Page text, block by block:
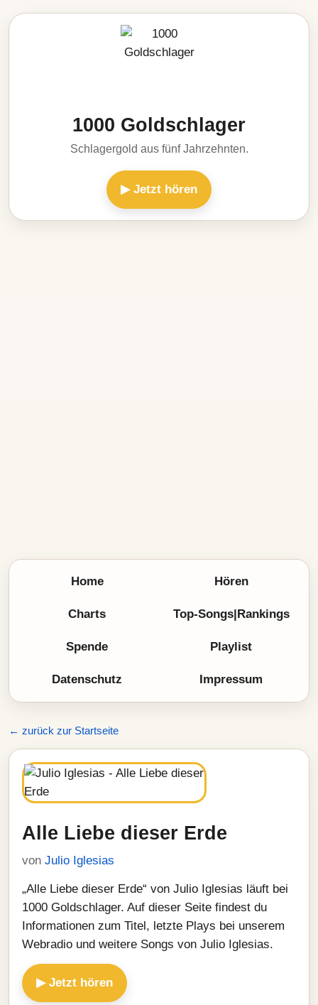
1000 Goldschlager
Schlagergold aus fünf Jahrzehnten.
▶ Jetzt hören
Home Hören
Charts Top-Songs|Rankings
Spende Playlist
Datenschutz Impressum
← zurück zur Startseite
Alle Liebe dieser Erde
von Julio Iglesias
„Alle Liebe dieser Erde“ von Julio Iglesias läuft bei
1000 Goldschlager. Auf dieser Seite findest du
Informationen zum Titel, letzte Plays bei unserem
Webradio und weitere Songs von Julio Iglesias.
▶ Jetzt hören